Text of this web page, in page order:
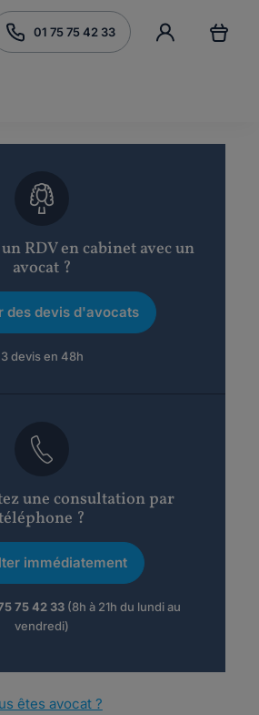
01 75 75 42 33
un RDV en cabinet avec un
avocat ?
des devis d'avocats
3 devis en 48h
une consultation par
?
immédiatement
75 42 33(8h à 21h du lundi au
vendredi)
êtes avocat ?